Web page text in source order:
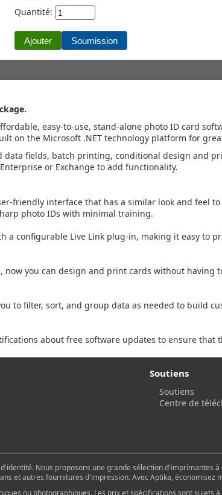
Quantité:
easy-to-use, stand-alone photo ID card
on the Microsoft .NET technology platform for
data fields, batch printing, conditional design and
or Exchange to add functionality.
friendly interface that has a similar look and feel
photo IDs with minimal training.
a configurable Live Link plug-in, making it easy to
now you can design and print cards without having
to filter, sort, and group data as needed to build
about free software updates to ensure that
Soutiens
Soutiens
Centre de
Nous proposons une grande sélection d'imprimantes
et autres fournitures d'impression. Avec Aptika, économisez
ou photographiques. Les prix et spécifications sont sujets